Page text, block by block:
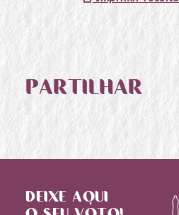
PARTILHAR
DEIXE AQUI